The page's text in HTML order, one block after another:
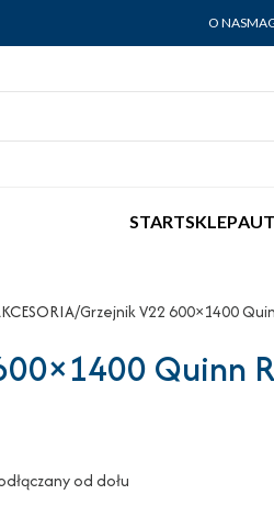
O NAS
STARTSKLEP
Grzejnik V22 600×1400
Quinn
od dołu